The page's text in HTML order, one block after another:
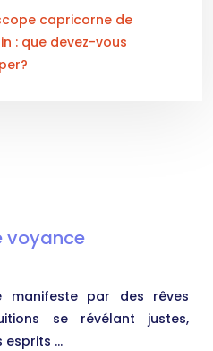
capricorne de
: que devez-vous
voyance
manifeste par des rêves
se révélant justes,
esprits …